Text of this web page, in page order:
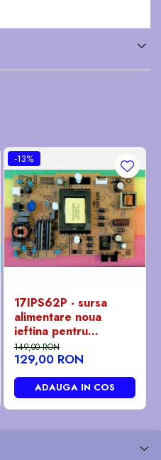
-13%
17IPS62P - sursa
alimentare noua
ieftina pentru
Panasonic 32" -
23483906 - pozitia
GB101
149,00 RON
129,00 RON
ADAUGA IN COS